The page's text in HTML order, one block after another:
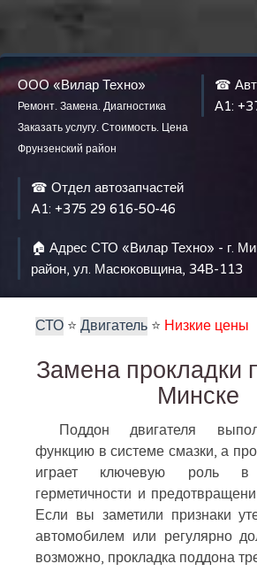
ООО «Вилар Техно»
Ремонт. Замена. Диагностика
Заказать услугу. Стоимость. Цена
Фрунзенский район
☎
А1:
☎ Отдел автозапчастей
A1: +375 29 616-50-46
🏠 Адрес СТО «Вилар Техно» - г.
район, ул. Масюковщина, 34В-113
СТО ⭐️ Двигатель ⭐️ Низкие цены
Замена прокладки
Минске
Поддон двигателя
функцию в системе смазки, а
играет ключевую роль в
герметичности и
Если вы заметили признаки
автомобилем или регулярно
возможно, прокладка поддона